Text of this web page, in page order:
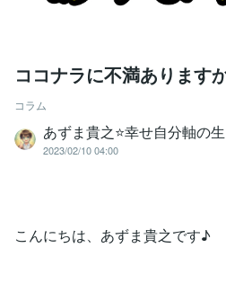
ココナラに不満あります
コラム
あずま貴之⭐幸せ自分軸の
2023/02/10 04:00
こんにちは、あずま貴之です♪